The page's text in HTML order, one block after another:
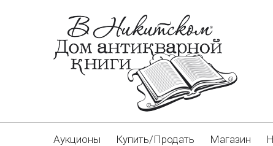
Аукционы Купить/Продать Магазин